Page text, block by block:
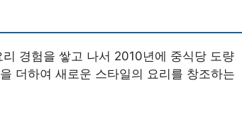
경험을 쌓고 나서 2010년에 중식당 도량
더하여 새로운 스타일의 요리를 창조하는